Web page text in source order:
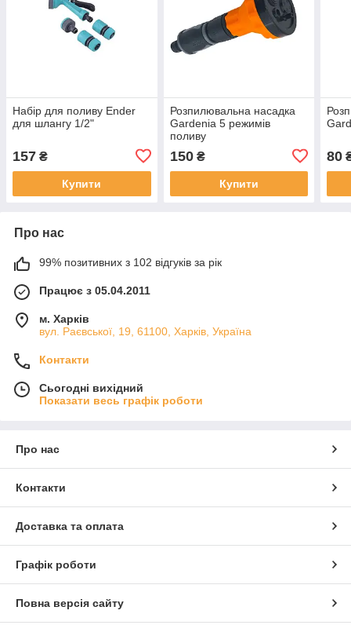
Набір для поливу Ender
для шлангу 1/2"
157 ₴
Купити
Розпилювальна насадка
Gardenia 5 режимів
поливу
150₴
Купити
80
Про нас
99% позитивних з 102 відгуків за рік
Працює з 05.04.2011
м. Харків
вул. Раєвської, 19, 61100, Харків, Україна
Контакти
Сьогодні вихідний
Показати весь графік роботи
Про нас
Контакти
Доставка та оплата
Графік роботи
Повна версія сайту